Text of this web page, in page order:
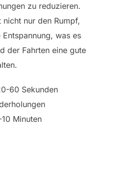
zu reduzieren.
nur den Rumpf,
was es
der Fahrten eine gute
60 Sekunden
Minuten